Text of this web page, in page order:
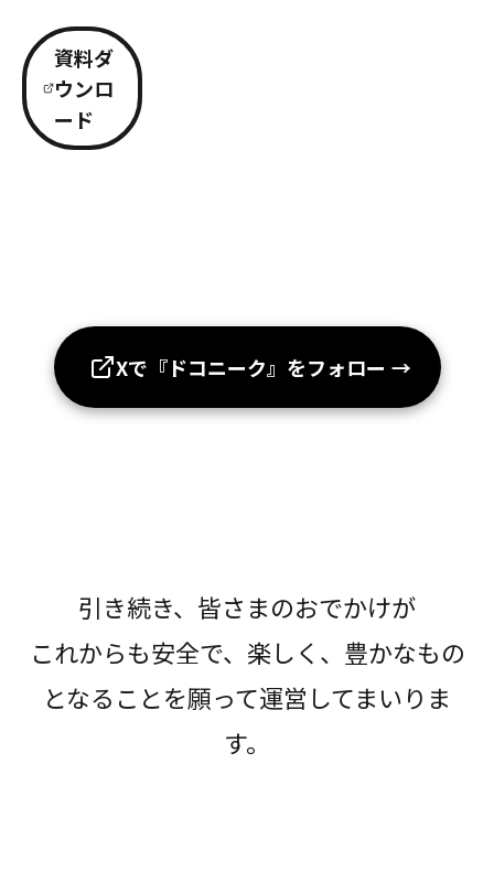
資料ダ
ウンロ
ード
Xで『ドコニーク』をフォロー →
引き続き、皆さまのおでかけが
これからも安全で、楽しく、豊かなもの
となることを願って運営してまいりま
す。